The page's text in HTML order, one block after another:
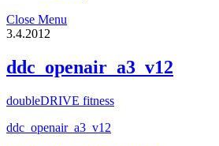
Close Menu
3.4.2012
ddc_openair_a3_v12
doubleDRIVE fitness
ddc_openair_a3_v12